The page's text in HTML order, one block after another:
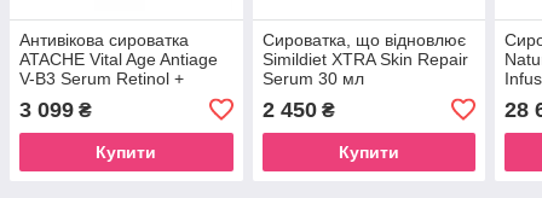
Антивікова сироватка
ATACHE Vital Age Antiage
V-B3 Serum Retinol +
3 099 ₴
Купити
Сироватка, що відновлює
Simildiet XTRA Skin Repair
Serum 30 мл
2 450₴
Купити
28